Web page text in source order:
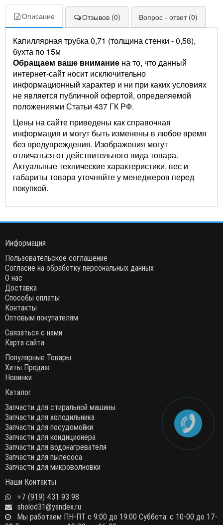
Описание Отзывов (0) Вопрос - ответ (0)
Капиллярная трубка 0,71 (толщина стенки - 0,58),
бухта по 15м
Обращаем ваше внимание на то, что данный
интернет-сайт носит исключительно
информационный характер и ни при каких условиях
не является публичной офертой, определяемой
положениями Статьи 437 ГК РФ.
Цены на сайте приведены как справочная
информация и могут быть изменены в любое время
без предупреждения. Изображения могут
отличаться от действительного вида товара.
Актуальные технические характеристики, вес и
габариты товара уточняйте у менеджеров перед
покупкой.
Информация
Пользовательское соглашение
Согласие на обработку персональных данных
О нас
Доставка
Способы оплаты
Контакты
Оптовым покупателям
Связаться с нами
Карта сайта
Популярные Товары
Хиты Продаж
Новинки
Каталог
Запчасти для стиральной машины
Запчасти для холодильника
Запчасти для посудомойки
Запчасти для кондиционера
Запчасти для водонагревателя
Запчасти для пылесоса
Запчасти для микроволновки
Наши Контакты
+7 (919) 431 93 98
sholod31@yandex.ru
Мы работаем ПН-ПТ с 9:00 до 19:00 Суббота: с 10-00 до 17-